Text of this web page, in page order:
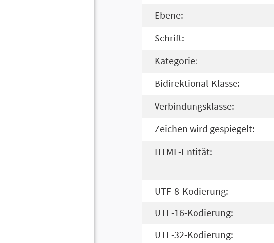
Ebene:
Schrift:
Kategorie:
Bidirektional-Klasse:
Verbindungsklasse:
Zeichen wird gespiegelt:
HTML-Entität:
UTF-8-Kodierung:
UTF-16-Kodierung:
UTF-32-Kodierung: